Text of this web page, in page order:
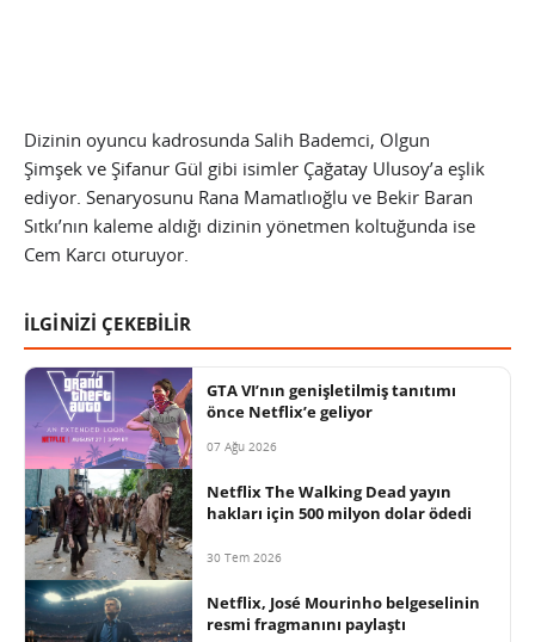
Dizinin oyuncu kadrosunda Salih Bademci, Olgun
Şimşek ve Şifanur Gül gibi isimler Çağatay Ulusoy’a eşlik
ediyor. Senaryosunu Rana Mamatlıoğlu ve Bekir Baran
Sıtkı’nın kaleme aldığı dizinin yönetmen koltuğunda ise
Cem Karcı oturuyor.
İLGİNİZİ ÇEKEBİLİR
GTA VI’nın genişletilmiş tanıtımı
önce Netflix’e geliyor
07 Ağu 2026
Netflix The Walking Dead yayın
hakları için 500 milyon dolar ödedi
30 Tem 2026
Netflix, José Mourinho belgeselinin
resmi fragmanını paylaştı